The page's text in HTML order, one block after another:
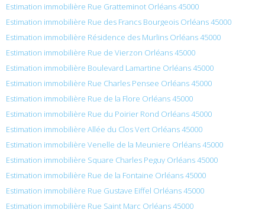
Estimation immobilière Rue Gratteminot Orléans 45000
Estimation immobilière Rue des Francs Bourgeois Orléans 45000
Estimation immobilière Résidence des Murlins Orléans 45000
Estimation immobilière Rue de Vierzon Orléans 45000
Estimation immobilière Boulevard Lamartine Orléans 45000
Estimation immobilière Rue Charles Pensee Orléans 45000
Estimation immobilière Rue de la Flore Orléans 45000
Estimation immobilière Rue du Poirier Rond Orléans 45000
Estimation immobilière Allée du Clos Vert Orléans 45000
Estimation immobilière Venelle de la Meuniere Orléans 45000
Estimation immobilière Square Charles Peguy Orléans 45000
Estimation immobilière Rue de la Fontaine Orléans 45000
Estimation immobilière Rue Gustave Eiffel Orléans 45000
Estimation immobilière Rue Saint Marc Orléans 45000